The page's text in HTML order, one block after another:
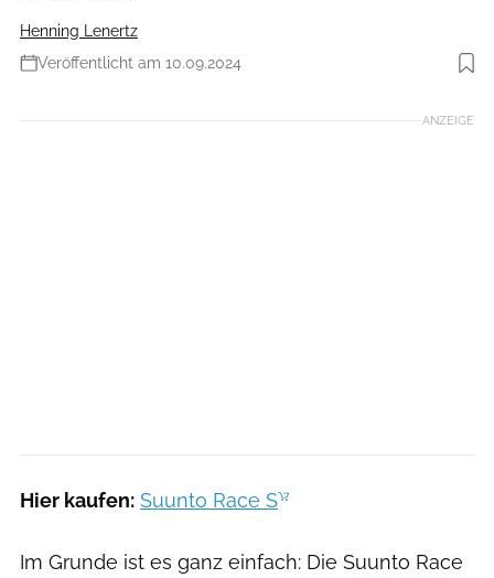
Henning Lenertz
Veröffentlicht am 10.09.2024
Foto: RUNNER’S WORLD
ANZEIGE
Hier kaufen: Suunto Race S
Im Grunde ist es ganz einfach: Die Suunto Race